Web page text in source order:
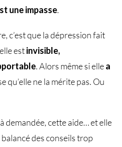
une impasse.
c’est que la dépression fait
estinvisible,
. Alors même si ellea
qu’elle ne la mérite pas. Ou
demandée, cette aide… et elle
des conseils trop